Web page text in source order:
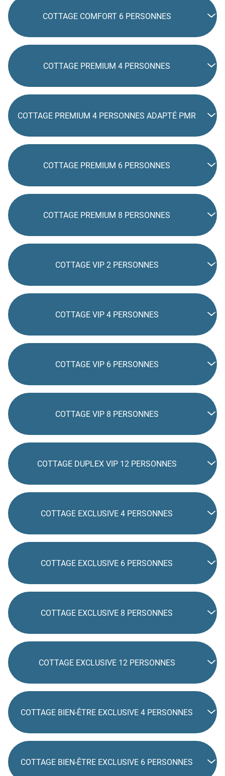
COTTAGE COMFORT 6 PERSONNES
COTTAGE PREMIUM 4 PERSONNES
COTTAGE PREMIUM 4 PERSONNES ADAPTÉ PMR
COTTAGE PREMIUM 6 PERSONNES
COTTAGE PREMIUM 8 PERSONNES
COTTAGE VIP 2 PERSONNES
COTTAGE VIP 4 PERSONNES
COTTAGE VIP 6 PERSONNES
COTTAGE VIP 8 PERSONNES
COTTAGE DUPLEX VIP 12 PERSONNES
COTTAGE EXCLUSIVE 4 PERSONNES
COTTAGE EXCLUSIVE 6 PERSONNES
COTTAGE EXCLUSIVE 8 PERSONNES
COTTAGE EXCLUSIVE 12 PERSONNES
COTTAGE BIEN-ÊTRE EXCLUSIVE 4 PERSONNES
COTTAGE BIEN-ÊTRE EXCLUSIVE 6 PERSONNES